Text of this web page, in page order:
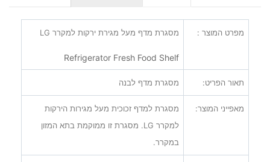
מפרט המוצר : מסגרת מדף מעל מגירת ירקות למקרר LG
Refrigerator Fresh Food Shelf
תאור הפריט: מסגרת מדף לבנה
מאפייני המוצר:
מסגרת למדף זכוכית מעל מגירות הירקות
למקרר LG. מסגרת זו ממוקמת בתא המזון
במקרר.